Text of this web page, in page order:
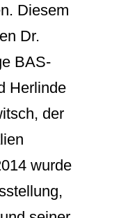
Diesem
Dr.
BAS-
Herlinde
der
wurde